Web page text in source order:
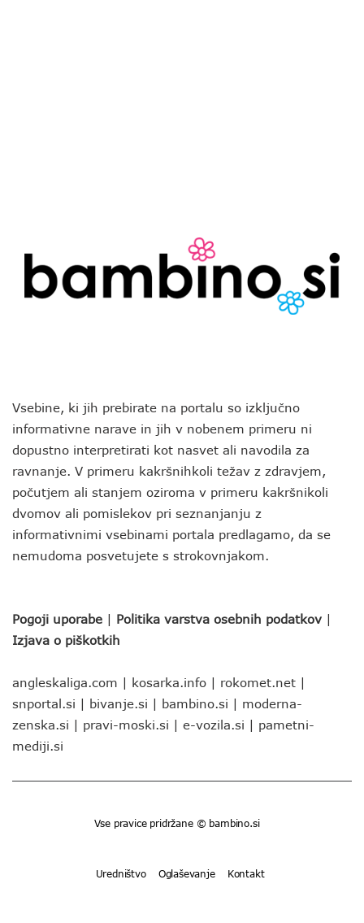
Vsebine, ki jih prebirate na portalu so izključno
informativne narave in jih v nobenem primeru ni
dopustno interpretirati kot nasvet ali navodila za
ravnanje. V primeru kakršnihkoli težav z zdravjem,
počutjem ali stanjem oziroma v primeru kakršnikoli
dvomov ali pomislekov pri seznanjanju z
informativnimi vsebinami portala predlagamo, da se
nemudoma posvetujete s strokovnjakom.
Pogoji uporabe | Politika varstva osebnih podatkov |
Izjava o piškotkih
angleskaliga.com | kosarka.info | rokomet.net |
snportal.si | bivanje.si | bambino.si | moderna-
zenska.si | pravi-moski.si | e-vozila.si | pametni-
mediji.si
Vse pravice pridržane © bambino.si
Uredništvo Oglaševanje Kontakt